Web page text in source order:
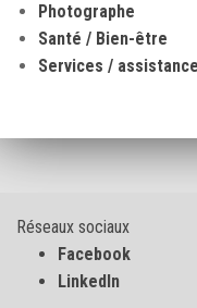
Photographe
Santé / Bien-être
Services /
Réseaux sociaux
Facebook
LinkedIn